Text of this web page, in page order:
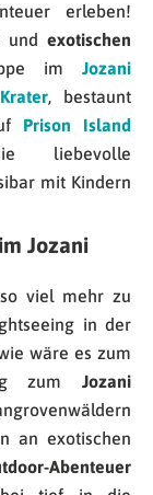
erleben!
und exotischen
im Jozani
, bestaunt
Prison Island
liebevolle
mit Kindern
Jozani
viel mehr zu
in der
wäre es zum
zum Jozani
an exotischen
Abenteuer